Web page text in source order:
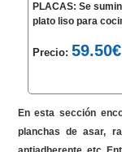
PLACAS: Se
plato liso para
Precio:59.50€
En esta sección
planchas de asar,